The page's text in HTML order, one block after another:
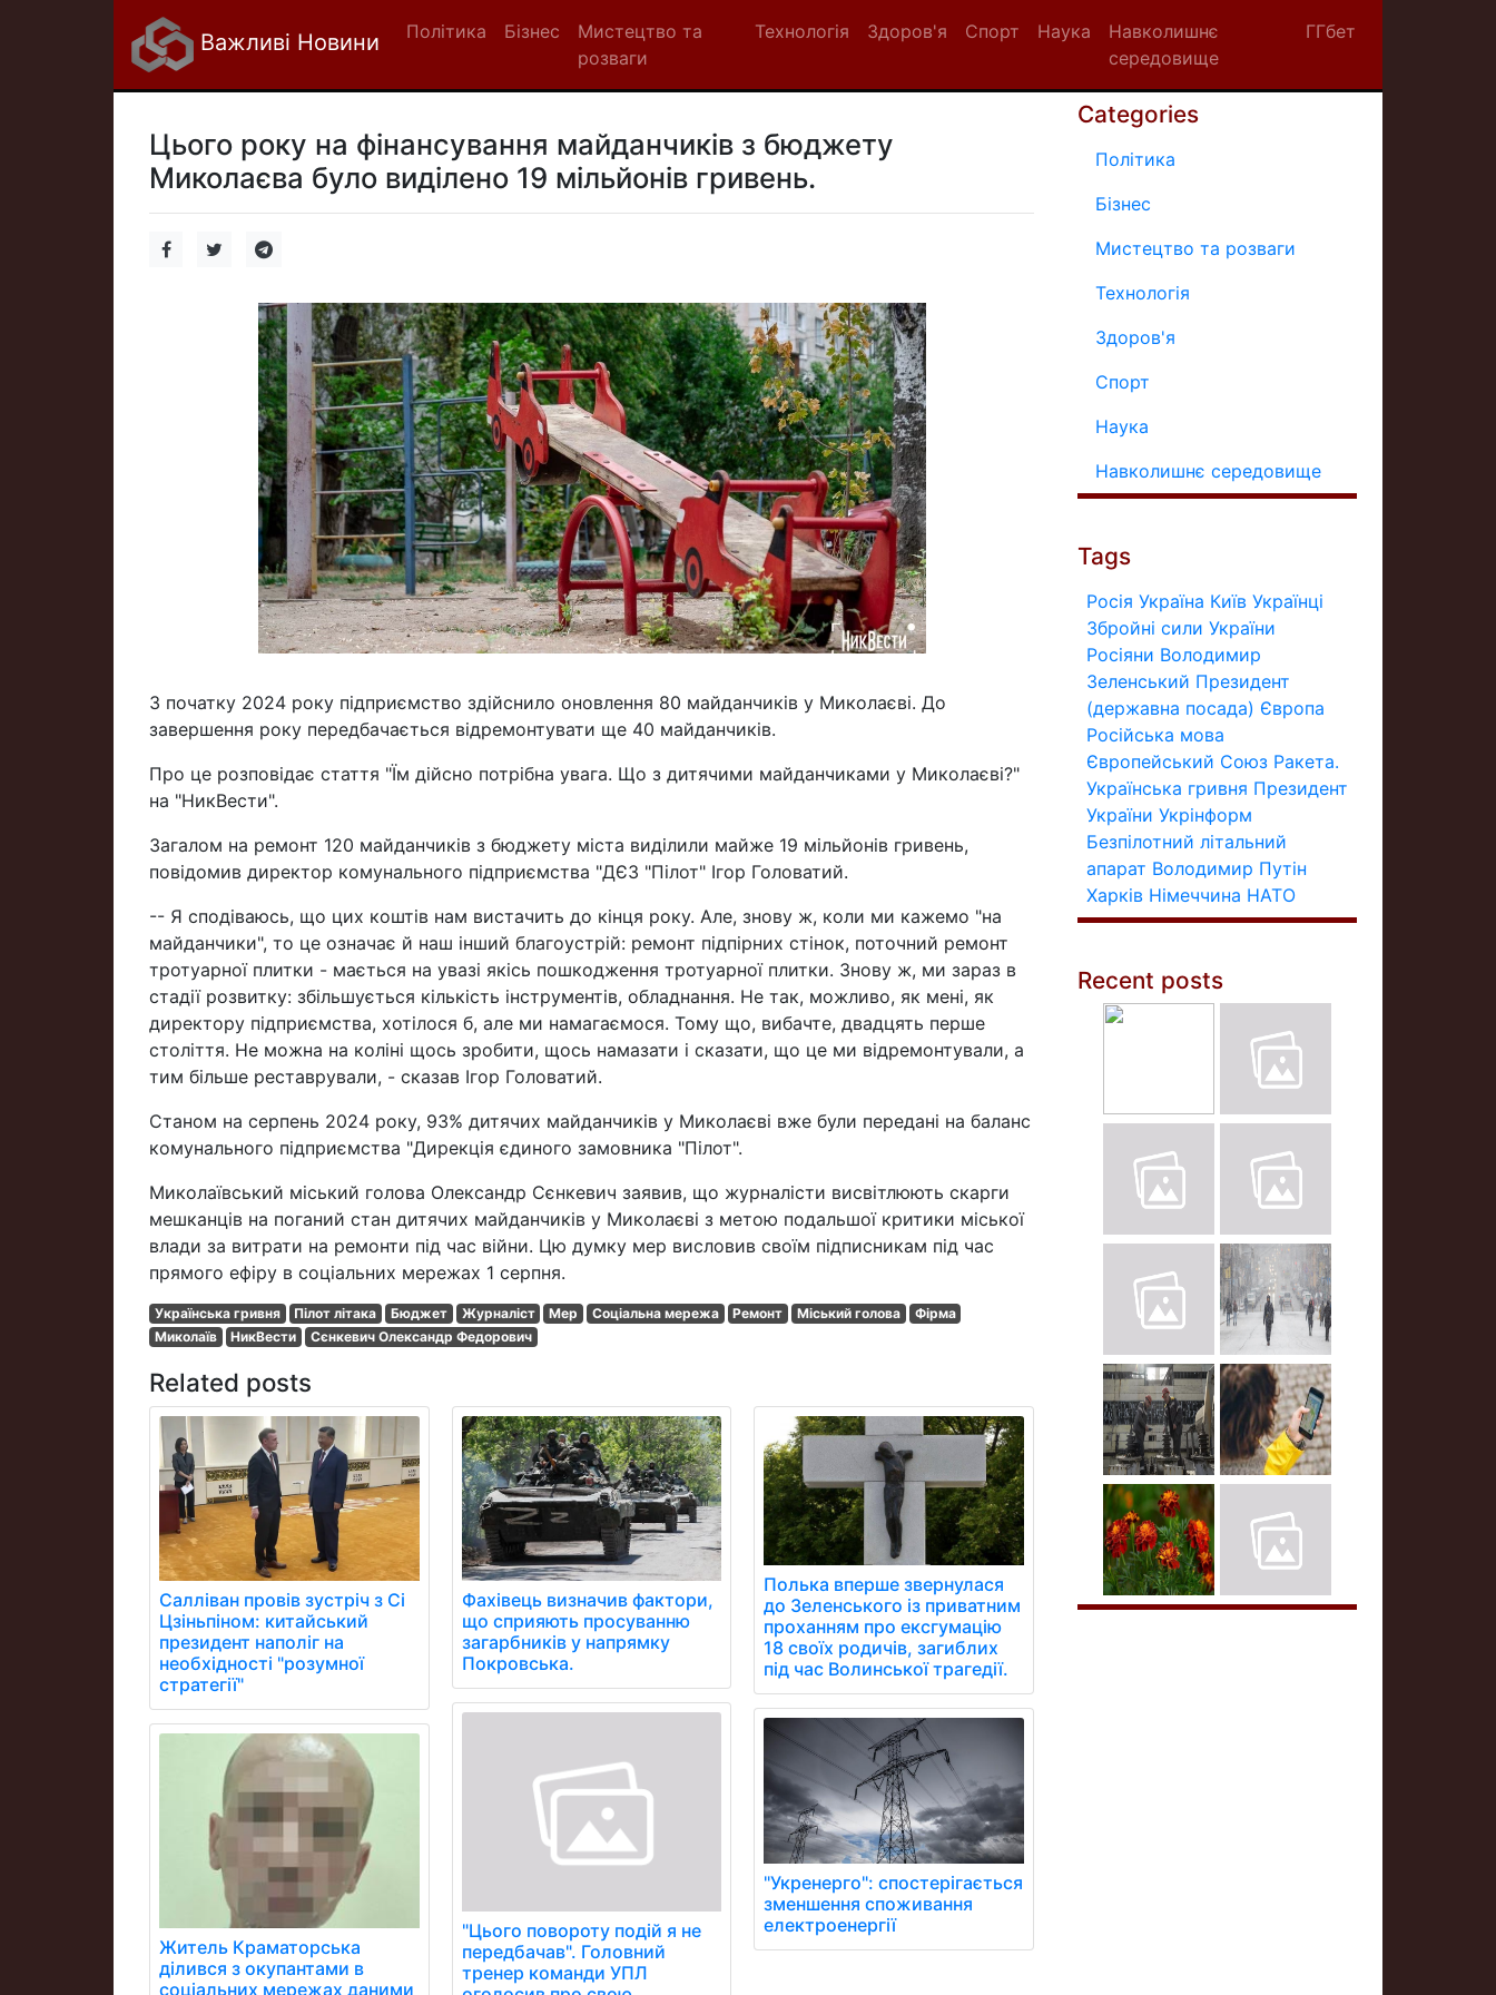
Важливі Новини Політика Бізнес
Мистецтво та
розваги
Технологія Здоров'я Спорт Наука
Навколишнє
середовище
ГГбет
Цього року на фінансування майданчиків з бюджету
Миколаєва було виділено 19 мільйонів гривень.
З початку 2024 року підприємство здійснило оновлення 80 майданчиків у Миколаєві. До
завершення року передбачається відремонтувати ще 40 майданчиків.
Про це розповідає стаття "Їм дійсно потрібна увага. Що з дитячими майданчиками у Миколаєві?"
на "НикВести".
Загалом на ремонт 120 майданчиків з бюджету міста виділили майже 19 мільйонів гривень,
повідомив директор комунального підприємства "ДЄЗ "Пілот" Ігор Головатий.
-- Я сподіваюсь, що цих коштів нам вистачить до кінця року. Але, знову ж, коли ми кажемо "на
майданчики", то це означає й наш інший благоустрій: ремонт підпірних стінок, поточний ремонт
тротуарної плитки - мається на увазі якісь пошкодження тротуарної плитки. Знову ж, ми зараз в
стадії розвитку: збільшується кількість інструментів, обладнання. Не так, можливо, як мені, як
директору підприємства, хотілося б, але ми намагаємося. Тому що, вибачте, двадцять перше
століття. Не можна на коліні щось зробити, щось намазати і сказати, що це ми відремонтували, а
тим більше реставрували, - сказав Ігор Головатий.
Станом на серпень 2024 року, 93% дитячих майданчиків у Миколаєві вже були передані на баланс
комунального підприємства "Дирекція єдиного замовника "Пілот".
Миколаївський міський голова Олександр Сєнкевич заявив, що журналісти висвітлюють скарги
мешканців на поганий стан дитячих майданчиків у Миколаєві з метою подальшої критики міської
влади за витрати на ремонти під час війни. Цю думку мер висловив своїм підписникам під час
прямого ефіру в соціальних мережах 1 серпня.
Українська гривня Пілот літака Бюджет Журналіст Мер Соціальна мережа Ремонт Міський голова
Фірма
Миколаїв
НикВести Сєнкевич Олександр Федорович
Related posts
Салліван провів зустріч з Сі
Цзіньпіном: китайський
президент наполіг на
необхідності "розумної
стратегії"
Житель Краматорська
ділився з окупантами в
соціальних мережах даними
Фахівець визначив фактори,
що сприяють просуванню
загарбників у напрямку
Покровська.
"Цього повороту подій я не
передбачав". Головний
тренер команди УПЛ
Полька вперше звернулася
до Зеленського із приватним
проханням про ексгумацію
18 своїх родичів, загиблих
під час Волинської трагедії.
"Укренерго": спостерігається
зменшення споживання
електроенергії
Categories
Політика
Бізнес
Мистецтво та розваги
Технологія
Здоров'я
Спорт
Наука
Навколишнє середовище
Tags
Росія Україна Київ Українці
Збройні сили України
Росіяни Володимир
Зеленський Президент
(державна посада) Європа
Російська мова
Європейський Союз Ракета.
Українська гривня Президент
України Укрінформ
Безпілотний літальний
апарат Володимир Путін
Харків Німеччина НАТО
Recent posts